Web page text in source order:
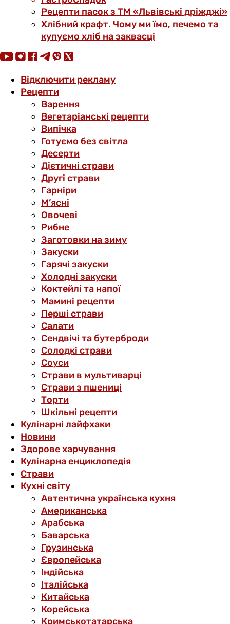
Рецепти пасок з ТМ «Львівські дріжджі»
Хлібний крафт. Чому ми їмо, печемо та
купуємо хліб на заквасці
Відключити рекламу
Рецепти
Варення
Вегетаріанські рецепти
Випічка
Готуємо без світла
Десерти
Дієтичні страви
Другі страви
Гарніри
М’ясні
Овочеві
Рибне
Заготовки на зиму
Закуски
Гарячі закуски
Холодні закуски
Коктейлі та напої
Мамині рецепти
Перші страви
Салати
Сендвічі та бутерброди
Солодкі страви
Соуси
Страви в мультиварці
Страви з пшениці
Торти
Шкільні рецепти
Кулінарні лайфхаки
Новини
Здорове харчування
Кулінарна енциклопедія
Страви
Кухні світу
Автентична українська кухня
Американська
Арабська
Баварська
Грузинська
Європейська
Індійська
Італійська
Китайська
Корейська
Кримськотатарська